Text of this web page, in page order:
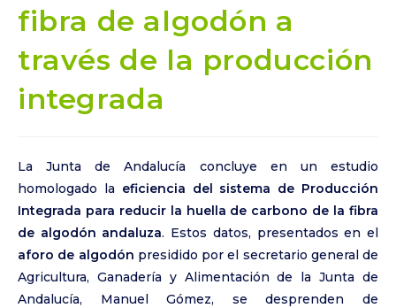
fibra de algodón a
través de la producción
integrada
LaJunta de Andalucía concluye en un estudio
homologado la eficiencia del sistema de Producción
Integrada para reducir la huella de carbono de la fibra
de algodón andaluza. Estos datos, presentados en el
aforo de algodón presidido por el secretario general de
Agricultura, Ganadería y Alimentación de la Junta de
Andalucía, Manuel Gómez, se desprenden de